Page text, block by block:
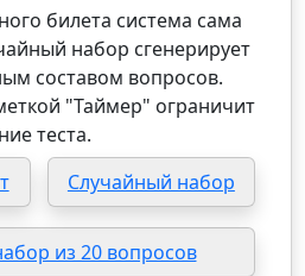
билета система сама
набор сгенерирует
составом вопросов.
"Таймер" ограничит
теста.
Случайный набор
из 20 вопросов